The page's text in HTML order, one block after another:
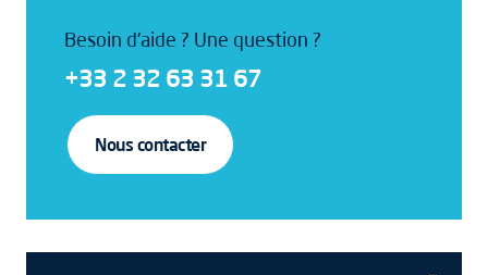
Besoin d'aide ? Une question ?
+33 2 32 63 31 67
Nous contacter